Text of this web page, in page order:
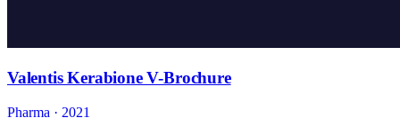
Valentis Kerabione V-Brochure
Pharma · 2021